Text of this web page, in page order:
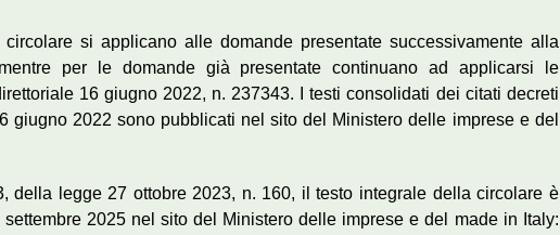
si applicano alle domande presentate successivamente alla
per le domande già presentate continuano ad applicarsi le
16 giugno 2022, n. 237343. I testi consolidati dei citati decreti
giugno 2022 sono pubblicati nel sito del Ministero delle imprese e del
della legge 27 ottobre 2023, n. 160, il testo integrale della circolare è
2025 nel sito del Ministero delle imprese e del made in Italy: